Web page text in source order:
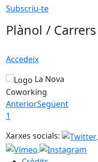
Subscriu-te
Plànol / Carrers
Accedeix
La Nova
Coworking
AnteriorSegüent
1
Xarxes socials: